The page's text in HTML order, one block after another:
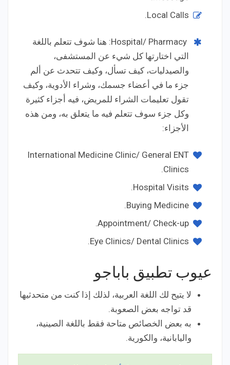
Local Calls.
Hospital/ Pharmacy: هنا شوف تتعلم باللغة
التي اختارتها كل شيء عن المستشفى،
والصيدليات، كيف تسأل، وكيف تتحدث عن ألم
جزء ما في أعضاء جسمك، وشراء الأدوية، وكيف
تقول تعليمات الشراء للمريض، فيه أجزاء كثيرة
وكل جزء سوف تتعلم فيه ما يتعلق به، ومن هذه
الأجزاء:
International Medicine Clinic/ General ENT
Clinics.
Hospital Visits.
Buying Medicine.
Appointment/ Check-up.
Eye Clinics/ Dental Clinics.
عيوب تطبيق باباجو
لا يتيح لك اللغة العربية، لذلك إذا كنت من متحدثيها
قد تواجه بعض الصعوبة.
به بعض الخصائص متاحة فقط باللغة الصينية،
واليابانية، والكورية.